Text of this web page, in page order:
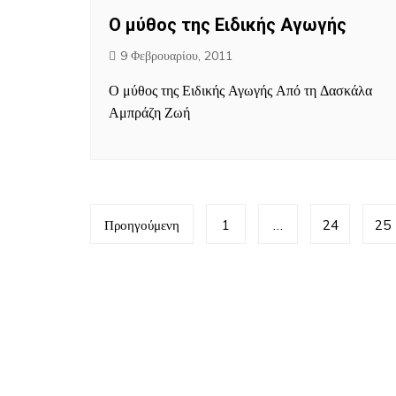
Ο μύθος της Ειδικής Αγωγής
9 Φεβρουαρίου, 2011
Ο μύθος της Ειδικής Αγωγής Από τη Δασκάλα
Αμπράζη Ζωή
Προηγούμενη 1 … 24 25